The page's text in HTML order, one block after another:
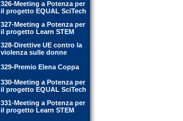
326-Meeting a Potenza per
il progetto EQUAL SciTech
327-Meeting a Potenza per
il progetto Learn STEM
328-Direttive UE contro la
violenza sulle donne
329-Premio Elena Coppa
330-Meeting a Potenza per
il progetto EQUAL SciTech
331-Meeting a Potenza per
il progetto Learn STEM